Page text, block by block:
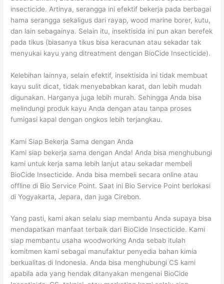
insecticide. Artinya, serangga ini efektif bekerja pada berbagai
hama serangga sekaligus dari rayap, wood marine borer, kutu,
dan lain sebagainya. Selain itu, insektisida ini pun akan berefek
pada tikus (biasanya tikus bisa keracunan atau sekadar tak
menyukai kayu yang ditreatment dengan BioCide Insecticide).
Kelebihan lainnya, selain efektif, insektisida ini tidak membuat
kayu sulit dicat, tidak menyebabkan karat, dan lebih mudah
digunakan. Harganya juga lebih murah. Sehingga Anda bisa
melindungi produk kayu Anda dengan atau tanpa proses
fumigasi kapal dengan ongkos lebih terjangkau.
Kami Siap Bekerja Sama dengan Anda
Kami siap bekerja sama dengan Anda! Anda bisa menghubungi
kami untuk kerja sama lebih lanjut atau sekadar membeli
BioCide Insecticide. Anda bisa membeli secara online atau
offline di Bio Service Point. Saat ini Bio Service Point berlokasi
di Yogyakarta, Jepara, dan juga Cirebon.
Yang pasti, kami akan selalu siap membantu Anda supaya bisa
mendapatkan manfaat terbaik dari BioCide Insecticide. Kami
siap membantu usaha woodworking Anda sebab itulah
komitmen kami sebagai manufaktur penyedia bahan kimia
berkualitas di Indonesia. Anda bisa menghubungi CS kami
apabila ada yang hendak ditanyakan mengenai BioCide